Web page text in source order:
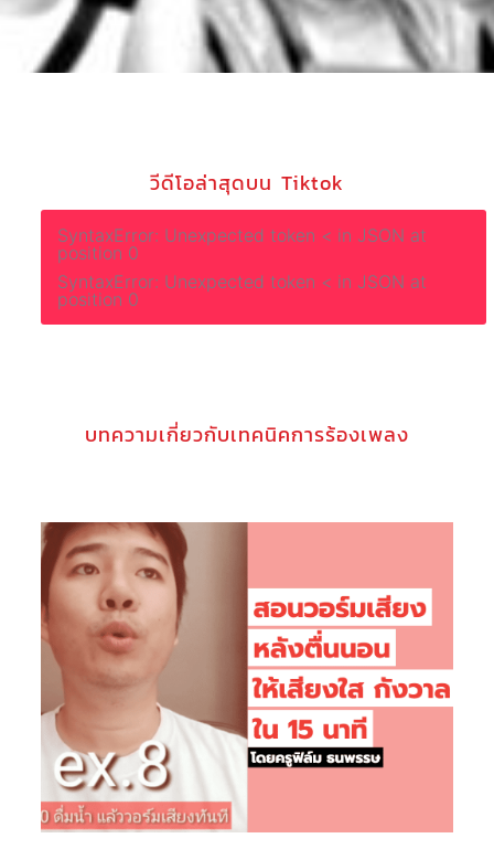
วีดีโอล่าสุดบน Tiktok
SyntaxError: Unexpected token < in JSON at
position 0
SyntaxError: Unexpected token < in JSON at
position 0
บทความเกี่ยวกับเทคนิคการร้องเพลง